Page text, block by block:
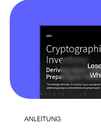
ANLEITUNG